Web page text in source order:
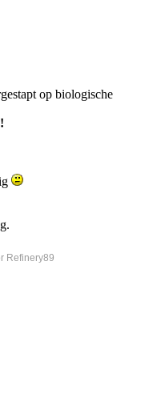
op biologische
!
Refinery89